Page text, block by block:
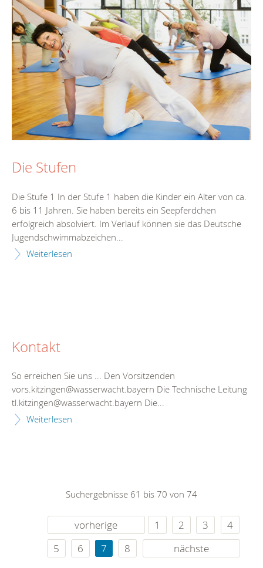
Die Stufen
Die Stufe 1 In der Stufe 1 haben die Kinder ein Alter von ca.
6 bis 11 Jahren. Sie haben bereits ein Seepferdchen
erfolgreich absolviert. Im Verlauf können sie das Deutsche
Jugendschwimmabzeichen...
Weiterlesen
Kontakt
So erreichen Sie uns ... Den Vorsitzenden
vors.kitzingen@wasserwacht.bayern Die Technische Leitung
tl.kitzingen@wasserwacht.bayern Die...
Weiterlesen
Suchergebnisse 61 bis 70 von 74
vorherige 1 2 3
4
5
6 7 8 nächste